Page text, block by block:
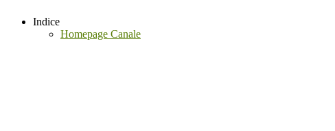
Indice
Homepage Canale